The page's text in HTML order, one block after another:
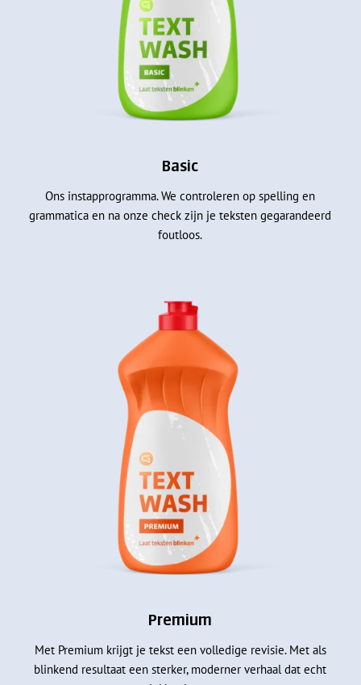
Basic
Ons instapprogramma. We controleren op spelling en
grammatica en na onze check zijn je teksten gegarandeerd
foutloos.
Premium
Met Premium krijgt je tekst een volledige revisie. Met als
blinkend resultaat een sterker, moderner verhaal dat echt